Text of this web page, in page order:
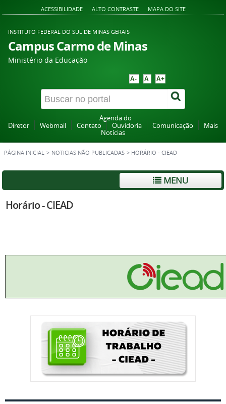
ACESSIBILIDADE ALTO CONTRASTE MAPA DO SITE
INSTITUTO FEDERAL DO SUL DE MINAS GERAIS
Campus Carmo de Minas
Ministério da Educação
A- A A+
Agenda do
Diretor
Webmail Contato Ouvidoria Comunicação
Mais
Notícias
PÁGINA INICIAL > NOTICIAS NÃO PUBLICADAS > HORÁRIO - CIEAD
MENU
Horário - CIEAD